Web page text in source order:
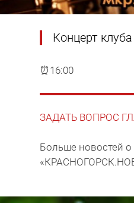
Концерт
⏰16:00
ЗАДАТЬ ВОПРОС
Больше новостей о